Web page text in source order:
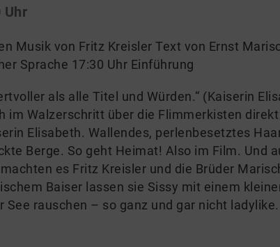
Uhr
Musik von Fritz Kreisler Text von Ernst
Sprache 17:30 Uhr Einführung
als alle Titel und Würden.“ (Kaiserin
im Walzerschritt über die Flimmerkisten
Elisabeth. Wallendes, perlenbesetztes
Berge. So geht Heimat! Also im Film. Und
es Fritz Kreisler und die Brüder
Baiser lassen sie Sissy mit einem
See rauschen – so ganz und gar nicht ladylike.